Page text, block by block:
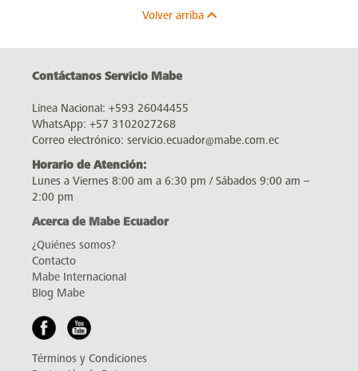
Volver arriba
Contáctanos Servicio Mabe
Línea Nacional: +593 26044455
WhatsApp: +57 3102027268
Correo electrónico: servicio.ecuador@mabe.com.ec
Horario de Atención:
Lunes a Viernes 8:00 am a 6:30 pm / Sábados 9:00 am –
2:00 pm
Acerca de Mabe Ecuador
¿Quiénes somos?
Contacto
Mabe Internacional
Blog Mabe
Términos y Condiciones